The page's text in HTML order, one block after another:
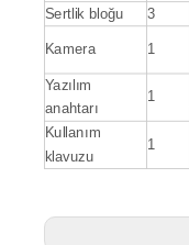
Sertlik bloğu 3
Kamera 1
Yazılım
anahtarı
1
Kullanım
klavuzu
1